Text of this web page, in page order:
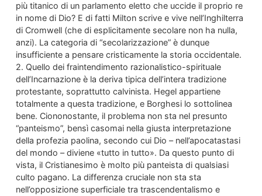
più titanico di un parlamento eletto che uccide il proprio re
in nome di Dio? E di fatti Milton scrive e vive nell’Inghilterra
di Cromwell (che di esplicitamente secolare non ha nulla,
anzi). La categoria di “secolarizzazione” è dunque
insufficiente a pensare cristicamente la storia occidentale.
2. Quello dei fraintendimento razionalistico-spirituale
dell’Incarnazione è la deriva tipica dell’intera tradizione
protestante, soprattutto calvinista. Hegel appartiene
totalmente a questa tradizione, e Borghesi lo sottolinea
bene. Ciononostante, il problema non sta nel presunto
“panteismo”, bensì casomai nella giusta interpretazione
della profezia paolina, secondo cui Dio – nell’apocatastasi
del mondo – diviene «tutto in tutto». Da questo punto di
vista, il Cristianesimo è molto più panteista di qualsiasi
culto pagano. La differenza cruciale non sta sta
nell’opposizione superficiale tra trascendentalismo e